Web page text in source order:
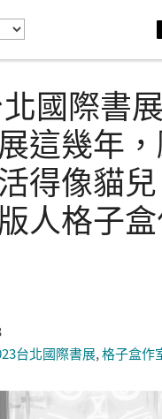
國際書
這幾年
得像貓
人格子
台北國際書展,格子盒作